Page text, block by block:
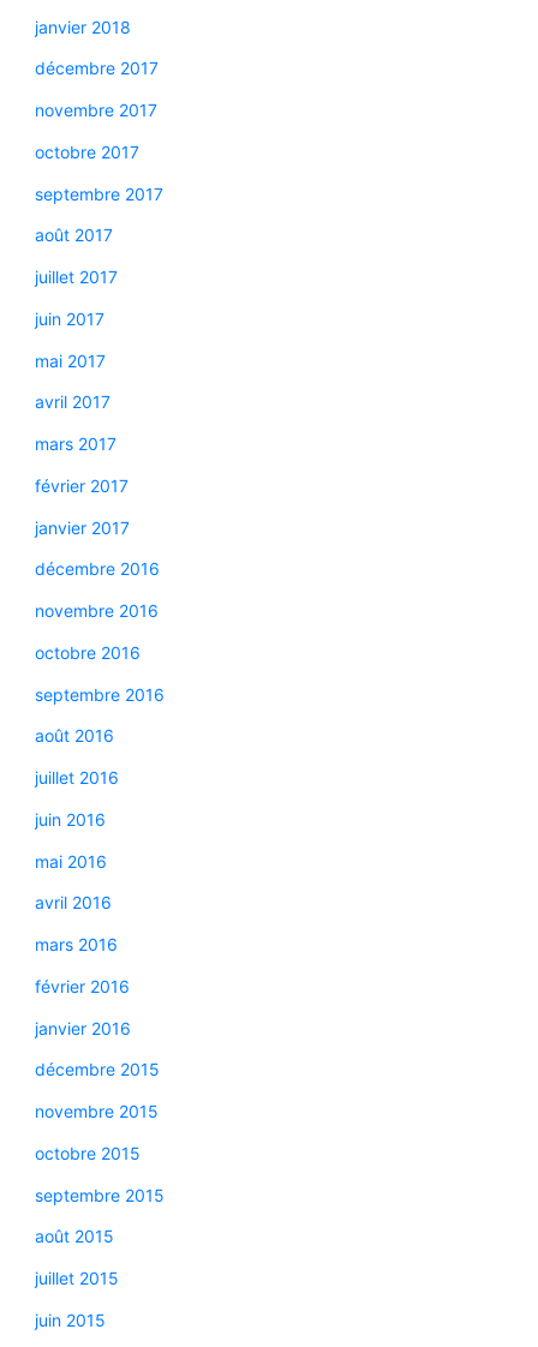
janvier 2018
décembre 2017
novembre 2017
octobre 2017
septembre 2017
août 2017
juillet 2017
juin 2017
mai 2017
avril 2017
mars 2017
février 2017
janvier 2017
décembre 2016
novembre 2016
octobre 2016
septembre 2016
août 2016
juillet 2016
juin 2016
mai 2016
avril 2016
mars 2016
février 2016
janvier 2016
décembre 2015
novembre 2015
octobre 2015
septembre 2015
août 2015
juillet 2015
juin 2015